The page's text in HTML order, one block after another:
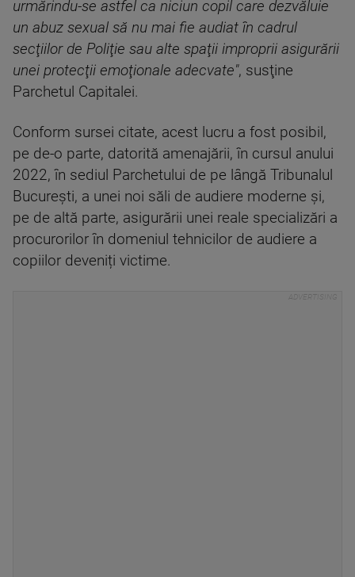
urmărindu-se astfel ca niciun copil care dezvăluie
un abuz sexual să nu mai fie audiat în cadrul
secţiilor de Poliţie sau alte spaţii improprii asigurării
unei protecţii emoţionale adecvate", susţine
Parchetul Capitalei.
Conform sursei citate, acest lucru a fost posibil,
pe de-o parte, datorită amenajării, în cursul anului
2022, în sediul Parchetului de pe lângă Tribunalul
Bucureşti, a unei noi săli de audiere moderne şi,
pe de altă parte, asigurării unei reale specializări a
procurorilor în domeniul tehnicilor de audiere a
copiilor deveniți victime.